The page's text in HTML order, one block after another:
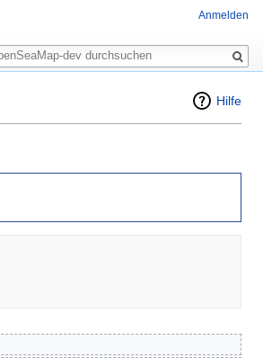
Hilfe
Anmelden